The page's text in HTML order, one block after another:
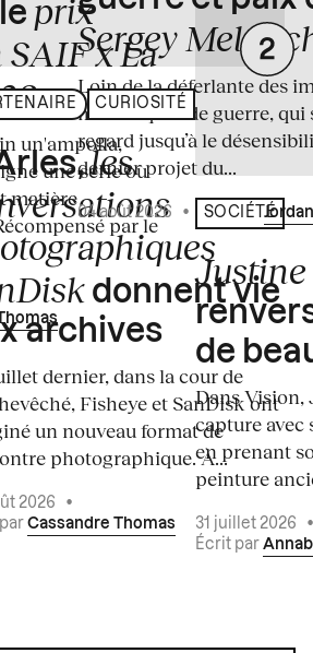
prix
x La
un'ampolla,
une série où
matière
par le
CURIOSITÉ
les
donnent vie
archives
dernier, dans la cour de
Fisheye et SanDisk ont
un nouveau format de
photographique. À...
2026
•
Cassandre Thomas
Sergey
Loin de la déferlante des
médiatiques de guerre, qui
regard jusqu’à le
dernier projet du...
04 août 2026 • Écrit par
SOCIÉTÉ
de
Dans
capture avec
en prenant
peinture
31 juillet 2026
Écrit par